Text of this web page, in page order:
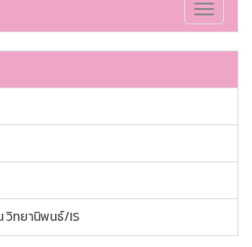
Toggle
วิทยานิพนธ์/IS